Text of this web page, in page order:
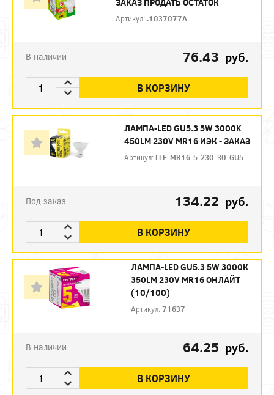
Артикул: .1037077A
В наличии 76.43 руб.
В КОРЗИНУ
ЛАМПА-LED GU5.3 5W 3000K
450LM 230V MR16 ИЭК - ЗАКАЗ
Артикул: LLE-MR16-5-230-30-GU5
Под заказ 134.22 руб.
В КОРЗИНУ
ЛАМПА-LED GU5.3 5W 3000К
350LM 230V MR16 ОНЛАЙТ
(10/100)
Артикул:71637
В наличии 64.25 руб.
В КОРЗИНУ